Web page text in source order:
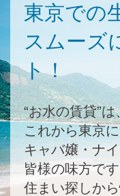
東京での
スムーズ
ト！
“お水の賃貸”は
これから東京
キャバ嬢・ナ
皆様の味方です
住まい探しか